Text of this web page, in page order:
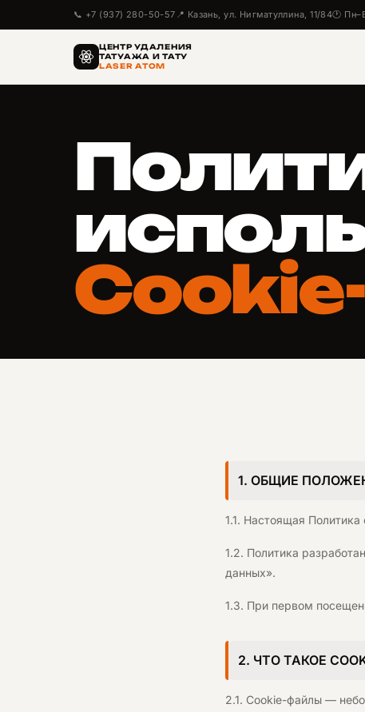
📞 +7 (937) 280-50-57 📍 Казань, ул. Нигматуллина, 11/84🕐
ЦЕНТР УДАЛЕНИЯ
ТАТУАЖА И ТАТУ
LASER ATOM
1. ОБЩИЕ
1.1. Настоящая
1.2. Политика
данных».
1.3. При первом
2. ЧТО ТАКОЕ
2.1. Cookie-файлы —